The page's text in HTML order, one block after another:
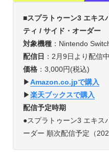
■スプラトゥーン3 エキ
ティ / サイド・オーダー
対象機種：Nintendo
配信日 ：2月9日より配信中
価格：3,000円(税込)
▶︎Amazon.co.jpで購入
▶︎楽天ブックスで購入
配信予定時期
●スプラトゥーン3 エキ
ーダー 順次配信予定（